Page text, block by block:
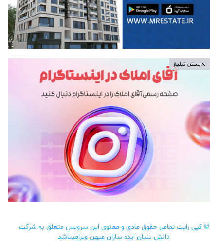
بستن تبلیغ
© کپی رایت تمامی حقوق مادی و معنوی این سرویس متعلق به شرکت
دانش بنیان ایده سازان میهن ویرامیباشد